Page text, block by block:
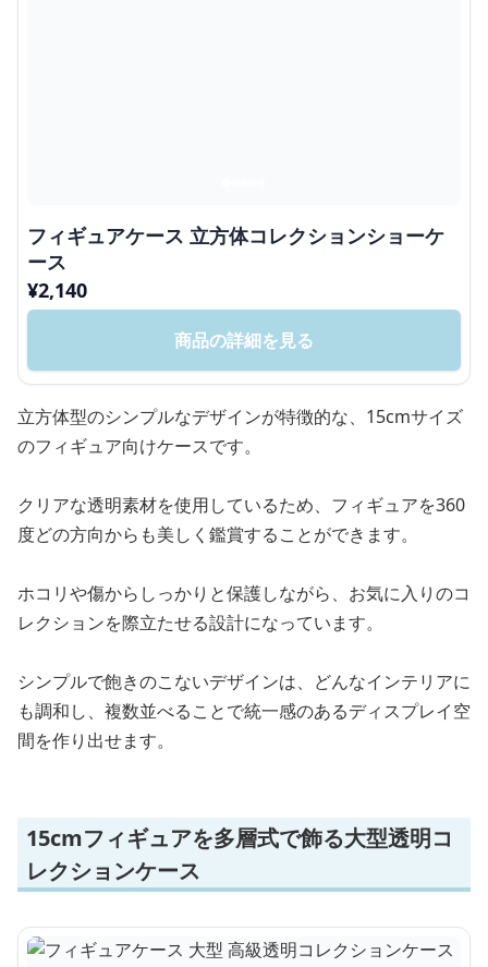
フィギュアケース 立方体コレクションショーケ
ース
¥2,140
商品の詳細を見る
立方体型のシンプルなデザインが特徴的な、15cmサイズ
のフィギュア向けケースです。
クリアな透明素材を使用しているため、フィギュアを360
度どの方向からも美しく鑑賞することができます。
ホコリや傷からしっかりと保護しながら、お気に入りのコ
レクションを際立たせる設計になっています。
シンプルで飽きのこないデザインは、どんなインテリアに
も調和し、複数並べることで統一感のあるディスプレイ空
間を作り出せます。
15cmフィギュアを多層式で飾る大型透明コ
レクションケース